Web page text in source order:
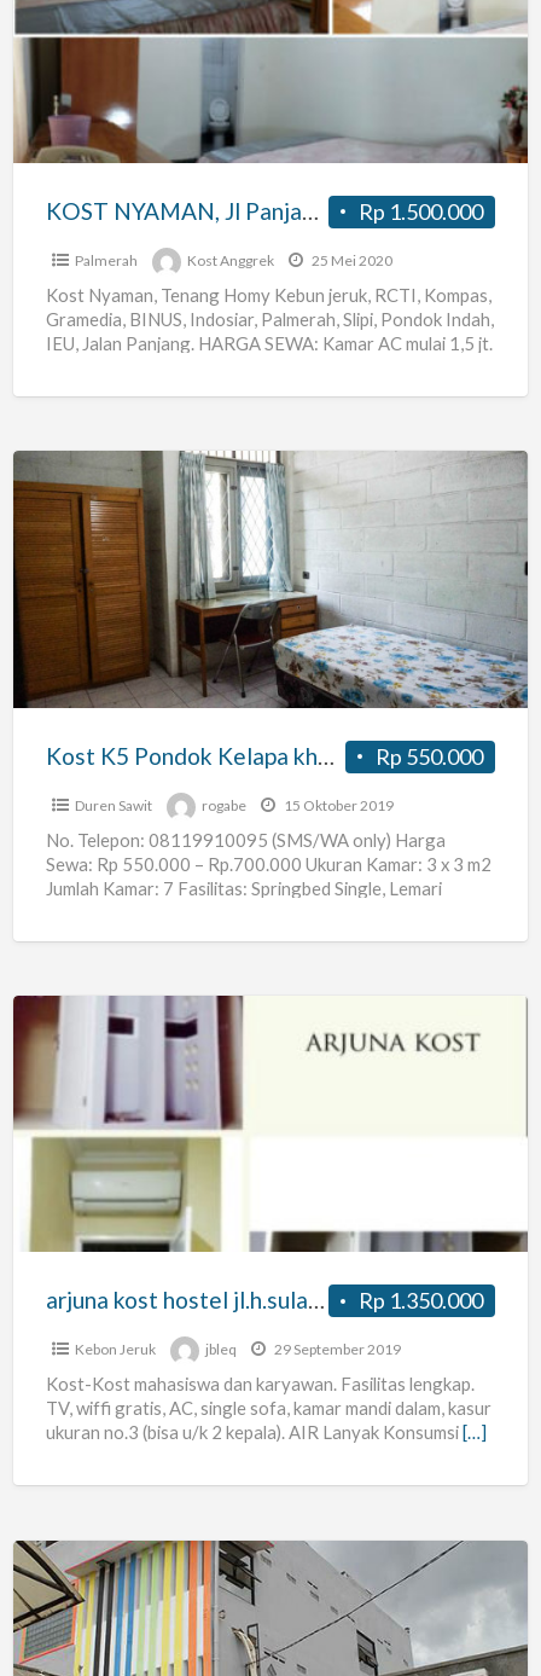
Jl
RCTI
BINUS,
Slipi,
BusWay
KelapaDua
Rp 1.500.000
KOST NYAMAN, Jl Panjang, RCTI BINUS, Slipi, Palmerah, BusWay KelapaDua
Palmerah Kost Anggrek 25 Mei 2020
Kost Nyaman, Tenang Homy Kebun jeruk, RCTI, Kompas,
Gramedia, BINUS, Indosiar, Palmerah, Slipi, Pondok Indah,
IEU, Jalan Panjang. HARGA SEWA: Kamar AC mulai 1,5 jt.
Kost
Pondok
Kelapa
khusus
(Mahasiswi/Karyawati)
Rp 550.000
Kost K5 Pondok Kelapa khusus Putri (Mahasiswi/Karyawati)
Duren Sawit rogabe 15 Oktober 2019
No. Telepon: 08119910095 (SMS/WA only) Harga
Sewa: Rp 550.000 – Rp.700.000 Ukuran Kamar: 3 x 3 m2
Jumlah Kamar: 7 Fasilitas: Springbed Single, Lemari
arjuna
hostel
jl.h.sulaeman
Rp 1.350.000
arjuna kost hostel jl.h.sulaeman
Kebon Jeruk jbleq 29 September 2019
Kost-Kost mahasiswa dan karyawan. Fasilitas lengkap.
TV, wiffi gratis, AC, single sofa, kamar mandi dalam, kasur
ukuran no.3 (bisa u/k 2 kepala). AIR Lanyak Konsumsi […]
KOST29
KLENDER
JL